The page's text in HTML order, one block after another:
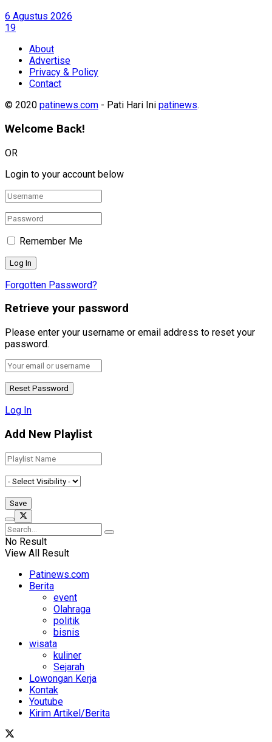
6 Agustus 2026
19
About
Advertise
Privacy & Policy
Contact
© 2020 patinews.com - Pati Hari Ini patinews.
Welcome Back!
OR
Login to your account below
Remember Me
Forgotten Password?
Retrieve your password
Please enter your username or email address to reset your
password.
Log In
Add New Playlist
No Result
View All Result
Patinews.com
Berita
event
Olahraga
politik
bisnis
wisata
kuliner
Sejarah
Lowongan Kerja
Kontak
Youtube
Kirim Artikel/Berita